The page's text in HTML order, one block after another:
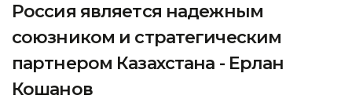
Россия является надежным
союзником и стратегическим
партнером Казахстана - Ерлан
Кошанов